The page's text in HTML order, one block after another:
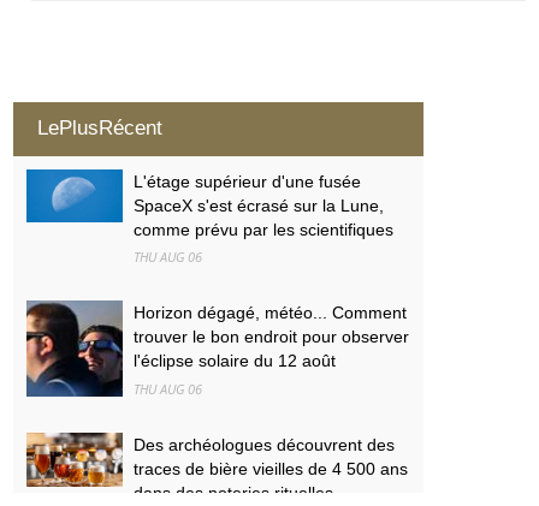
LePlusRécent
L'étage supérieur d'une fusée
SpaceX s'est écrasé sur la Lune,
comme prévu par les scientifiques
THU AUG 06
Horizon dégagé, météo... Comment
trouver le bon endroit pour observer
l'éclipse solaire du 12 août
THU AUG 06
Des archéologues découvrent des
traces de bière vieilles de 4 500 ans
dans des poteries rituelles